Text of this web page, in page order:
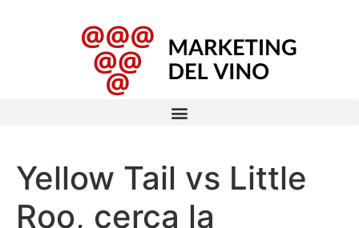
Yellow Tail vs Little
Roo, cerca la